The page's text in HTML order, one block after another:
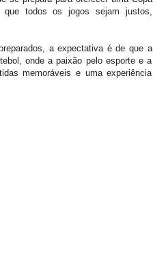
que todos os jogos sejam justos,
a expectativa é de que a
onde a paixão pelo esporte e a
memoráveis e uma experiência